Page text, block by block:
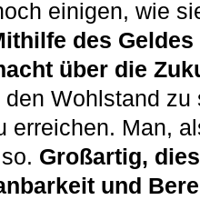
einigen, wie
des
über die
Wohlstand zu
erreichen. Man,
Großartig,
und